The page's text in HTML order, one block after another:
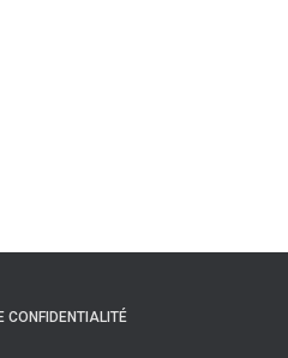
CONFIDENTIALITÉ